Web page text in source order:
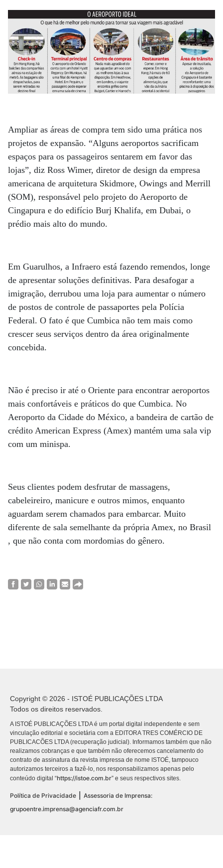
Ampliar as áreas de compra tem sido uma prática nos
projetos de expansão. “Alguns aeroportos sacrificam
espaços para os passageiros sentarem em favor das
lojas”, diz Ross Wimer, diretor de design da empresa
americana de arquitetura Skidmore, Owings and Merrill
(SOM), responsável pelo projeto do Aeroporto de
Cingapura e do edifício Burj Khalifa, em Dubai, o
prédio mais alto do mundo.
Em Guarulhos, a Infraero está fazendo remendos, longe
de apresentar soluções definitivas. Para desafogar a
imigração, derrubou uma loja para aumentar o número
de postos de controle de passaportes pela Polícia
Federal. O fato é que Cumbica não tem mais como
crescer seus serviços dentro da área originalmente
concebida.
Não é preciso ir até o Oriente para encontrar aeroportos
mais confortáveis e práticos do que Cumbica. No
Aeroporto da Cidade do México, a bandeira de cartão de
crédito American Express (Amex) mantém uma sala vip
com um minispa.
Seus clientes podem desfrutar de massagens,
cabeleireiro, manicure e outros mimos, enquanto
aguardam serem chamados para embarcar. Muito
diferente de sala semelhante da própria Amex, no Brasil
, que não conta com mordomias do gênero.
Copyright © 2026 - ISTOÉ PUBLICAÇÕES LTDA
Todos os direitos reservados.
A ISTOÉ PUBLICAÇÕES LTDA é um portal digital independente e sem
vinculação editorial e societária com a EDITORA TRES COMÉRCIO DE
PUBLICACÕES LTDA (recuperação judicial). Informamos também que não
realizamos cobranças e que também não oferecemos cancelamento do
contrato de assinatura da revista impressa de nome ISTOÉ, tampouco
autorizamos terceiros a fazê-lo, nos responsabilizamos apenas pelo
conteúdo digital “https://istoe.com.br” e seus respectivos sites.
Política de Privacidade
Assessoria de Imprensa:
grupoentre.imprensa@agenciafr.com.br